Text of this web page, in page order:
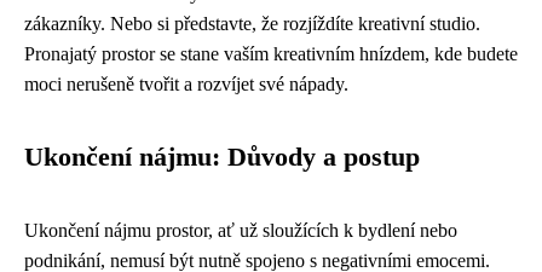
zákazníky. Nebo si představte, že rozjíždíte kreativní studio.
Pronajatý prostor se stane vaším kreativním hnízdem, kde budete
moci nerušeně tvořit a rozvíjet své nápady.
Ukončení nájmu: Důvody a postup
Ukončení nájmu prostor, ať už sloužících k bydlení nebo
podnikání, nemusí být nutně spojeno s negativními emocemi.